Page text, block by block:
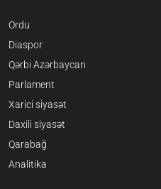
Ordu
Diaspor
Qərbi Azərbaycan
Parlament
Xarici siyasət
Daxili siyasət
Qarabağ
Analitika